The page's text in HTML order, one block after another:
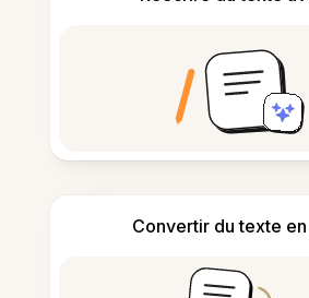
Convertir du texte